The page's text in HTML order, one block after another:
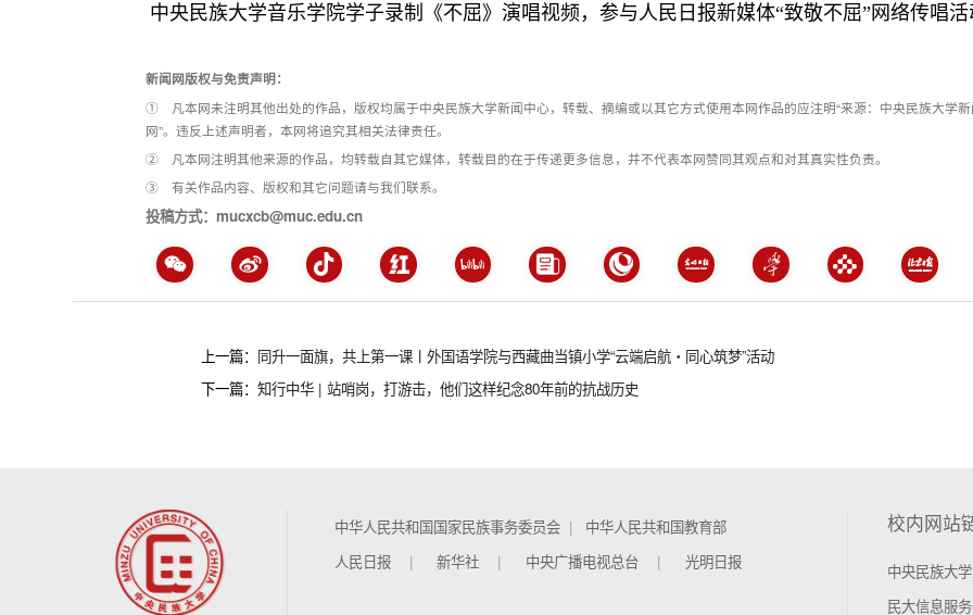
中央民族大学音乐学院学子录制《不屈》演唱视频，参与人民日报新媒体“致敬不屈”网络传唱
新闻网版权与免责声明：
① 凡本网未注明其他出处的作品，版权均属于中央民族大学新闻中心，转载、摘编或以其它方式使用本网作品的应注明“来源：中央民族大学
网”。违反上述声明者，本网将追究其相关法律责任。
② 凡本网注明其他来源的作品，均转载自其它媒体，转载目的在于传递更多信息，并不代表本网赞同其观点和对其真实性负责。
③ 有关作品内容、版权和其它问题请与我们联系。
投稿方式：mucxcb@muc.edu.cn
上一篇： 同升一面旗，共上第一课丨外国语学院与西藏曲当镇小学“云端启航・同心筑梦”活动
下一篇： ​知行中华 | 站哨岗，打游击，他们这样纪念80年前的抗战历史
中华人民共和国国家民族事务委员会
中华人民共和国教育部
人民日报
新华社 中央广播电视总台 光明日报
校内网站
中央民族大
民大信息服